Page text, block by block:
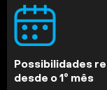
Possibilidades
desde o 1º mês